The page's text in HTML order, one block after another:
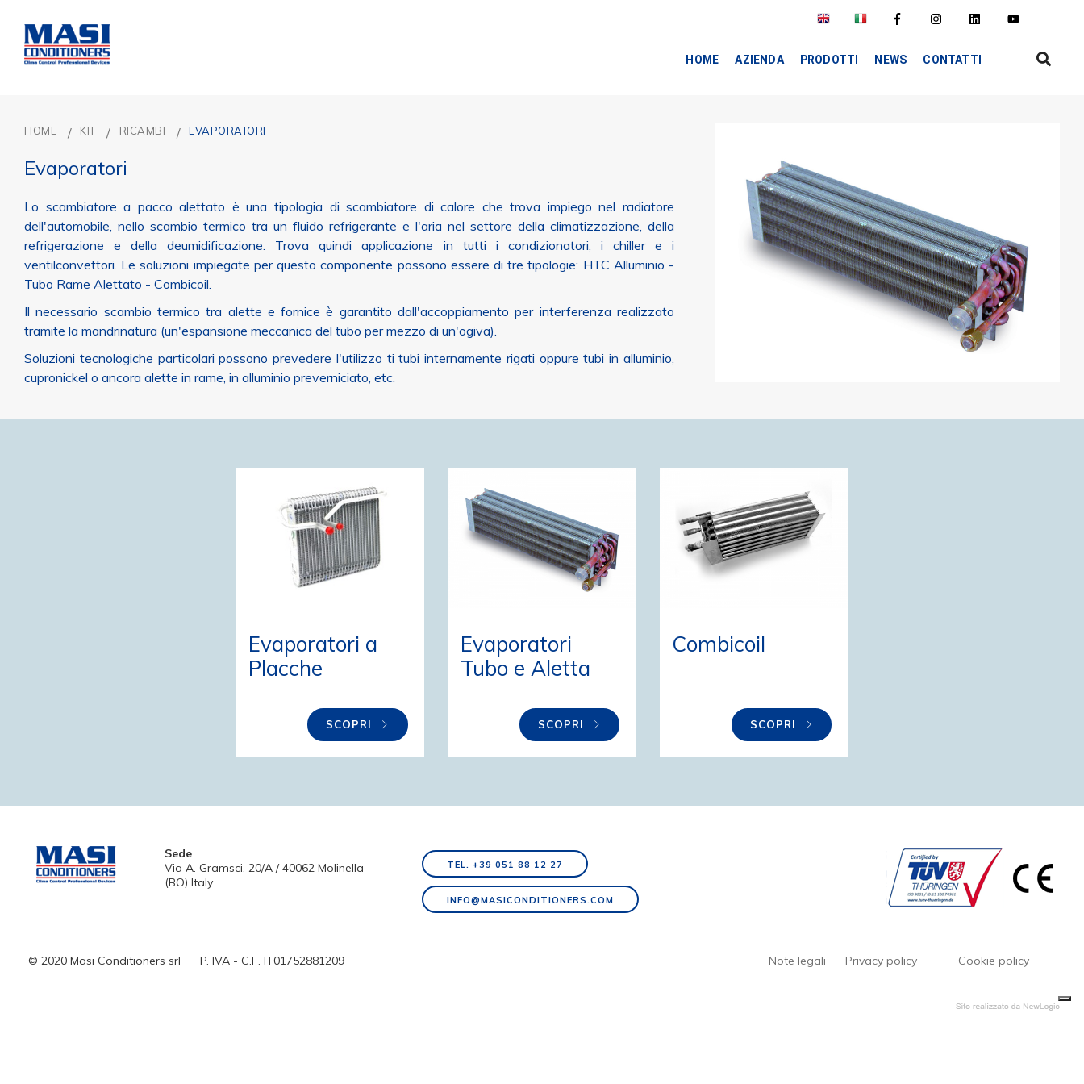
HOME AZIENDA PRODOTTI NEWS CONTATTI
HOME KIT RICAMBI EVAPORATORI
Evaporatori
Lo scambiatore a pacco alettato è una tipologia di scambiatore di calore che trova impiego nel radiatore
dell'automobile, nello scambio termico tra un fluido refrigerante e l'aria nel settore della climatizzazione, della
refrigerazione e della deumidificazione. Trova quindi applicazione in tutti i condizionatori, i chiller e i
ventilconvettori. Le soluzioni impiegate per questo componente possono essere di tre tipologie: HTC Alluminio -
Tubo Rame Alettato - Combicoil.
Il necessario scambio termico tra alette e fornice è garantito dall'accoppiamento per interferenza realizzato
tramite la mandrinatura (un'espansione meccanica del tubo per mezzo di un'ogiva).
Soluzioni tecnologiche particolari possono prevedere l'utilizzo ti tubi internamente rigati oppure tubi in alluminio,
cupronickel o ancora alette in rame, in alluminio preverniciato, etc.
Evaporatori a
Placche
SCOPRI
Evaporatori
Tubo e Aletta
SCOPRI
Combicoil
SCOPRI
Sede
Via A. Gramsci, 20/A / 40062 Molinella
(BO) Italy
TEL. +39 051 88 12 27
INFO@MASICONDITIONERS.COM
© 2020 Masi Conditioners srl P. IVA - C.F. IT01752881209 Note legali Privacy policy Cookie policy